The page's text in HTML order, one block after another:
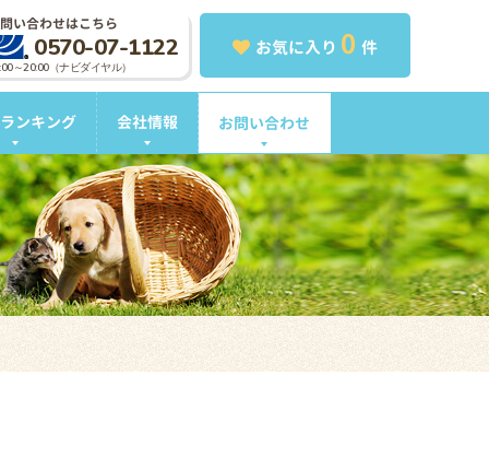
お気に入り 0 件
い合わせはこちら
0570-07-1122
～20:00（ナビダイヤル）
ンキング 会社情報 お問い合わせ